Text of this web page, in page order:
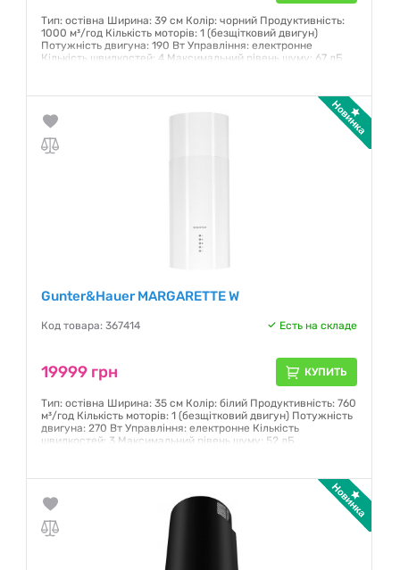
Тип: остівна Ширина: 39 см Колір: чорний Продуктивність:
1000 м³/год Кількість моторів: 1 (безщітковий двигун)
Потужність двигуна: 190 Вт Управління: електронне
Кількість швидкостей: 4 Максимальний рівень шуму: 67 дБ
Gunter&Hauer MARGARETTE W
Код товара: 367414 Есть на складе
19999 грн КУПИТЬ
Тип: остівна Ширина: 35 см Колір: білий Продуктивність: 760
м³/год Кількість моторів: 1 (безщітковий двигун) Потужність
двигуна: 270 Вт Управління: електронне Кількість
швидкостей: 3 Максимальний рівень шуму: 52 дБ